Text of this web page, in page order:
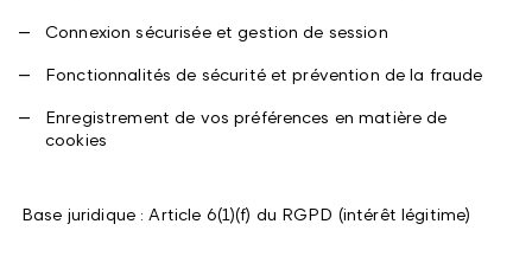
Connexion sécurisée et gestion de session
Fonctionnalités de sécurité et prévention de la fraude
Enregistrement de vos préférences en matière de
cookies
Base juridique : Article 6(1)(f) du RGPD (intérêt légitime)